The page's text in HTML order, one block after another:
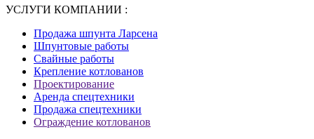
УСЛУГИ КОМПАНИИ :
Продажа шпунта Ларсена
Шпунтовые работы
Свайные работы
Крепление котлованов
Проектирование
Аренда спецтехники
Продажа спецтехники
Ограждение котлованов